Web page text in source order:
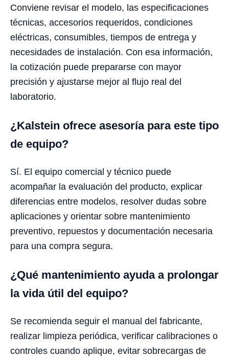
Conviene revisar el modelo, las especificaciones
técnicas, accesorios requeridos, condiciones
eléctricas, consumibles, tiempos de entrega y
necesidades de instalación. Con esa información,
la cotización puede prepararse con mayor
precisión y ajustarse mejor al flujo real del
laboratorio.
¿Kalstein ofrece asesoría para este tipo
de equipo?
Sí. El equipo comercial y técnico puede
acompañar la evaluación del producto, explicar
diferencias entre modelos, resolver dudas sobre
aplicaciones y orientar sobre mantenimiento
preventivo, repuestos y documentación necesaria
para una compra segura.
¿Qué mantenimiento ayuda a prolongar
la vida útil del equipo?
Se recomienda seguir el manual del fabricante,
realizar limpieza periódica, verificar calibraciones o
controles cuando aplique, evitar sobrecargas de